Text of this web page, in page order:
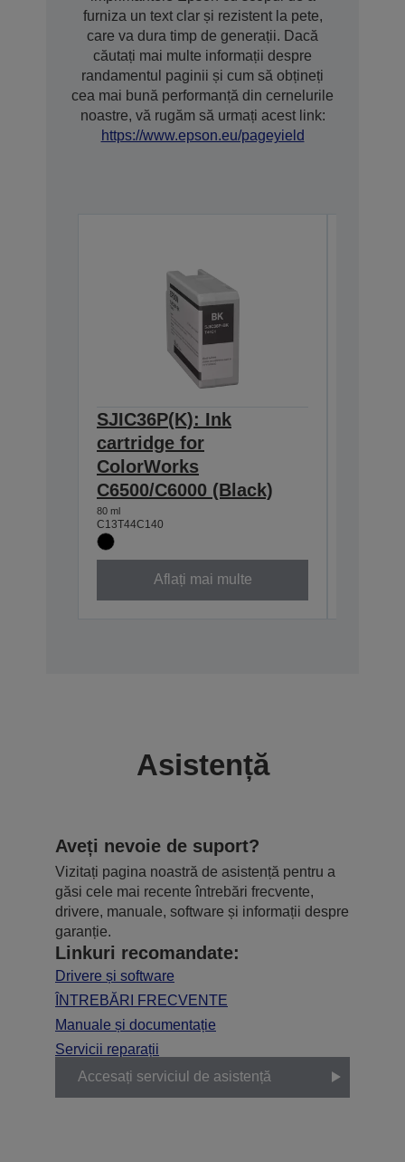
furniza un text clar și rezistent la pete,
care va dura timp de generații. Dacă
căutați mai multe informații despre
randamentul paginii și cum să obțineți
cea mai bună performanță din cernelurile
noastre, vă rugăm să urmați acest link:
https://www.epson.eu/pageyield
SJIC36P(K): Ink
cartridge for
ColorWorks
C6500/C6000 (Black)
80 ml
C13T44C140
Aflați mai multe
Asistență
Aveți nevoie de suport?
Vizitați pagina noastră de asistență pentru a
găsi cele mai recente întrebări frecvente,
drivere, manuale, software și informații despre
garanție.
Linkuri recomandate:
Drivere și software
ÎNTREBĂRI FRECVENTE
Manuale și documentație
Servicii reparații
Accesați serviciul de asistență